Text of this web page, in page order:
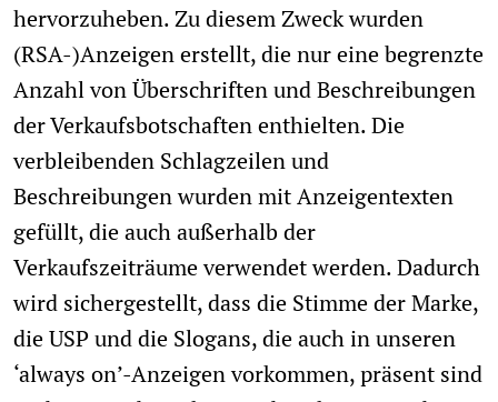
hervorzuheben. Zu diesem Zweck wurden
(RSA-)Anzeigen erstellt, die nur eine begrenzte
Anzahl von Überschriften und Beschreibungen
der Verkaufsbotschaften enthielten. Die
verbleibenden Schlagzeilen und
Beschreibungen wurden mit Anzeigentexten
gefüllt, die auch außerhalb der
Verkaufszeiträume verwendet werden. Dadurch
wird sichergestellt, dass die Stimme der Marke,
die USP und die Slogans, die auch in unseren
‘always on’-Anzeigen vorkommen, präsent sind